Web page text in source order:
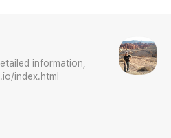
index.html